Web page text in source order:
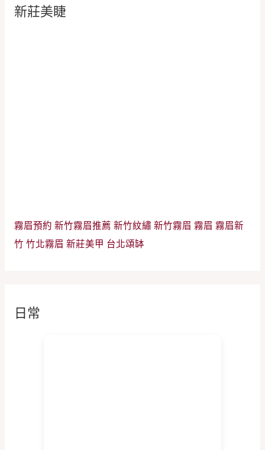
新莊美睫
霧眉預約 新竹霧眉推薦 新竹紋繡 新竹霧眉 霧眉 霧眉新
竹 竹北霧眉 新莊美甲 台北頌缽
日常